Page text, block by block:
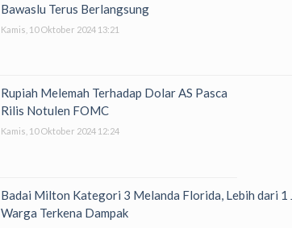
Bawaslu Terus Berlangsung
Kamis, 10 Oktober 2024 13:21
Rupiah Melemah Terhadap Dolar AS Pasca
Rilis Notulen FOMC
Kamis, 10 Oktober 2024 12:24
Badai Milton Kategori 3 Melanda Florida, Lebih dari 1
Warga Terkena Dampak